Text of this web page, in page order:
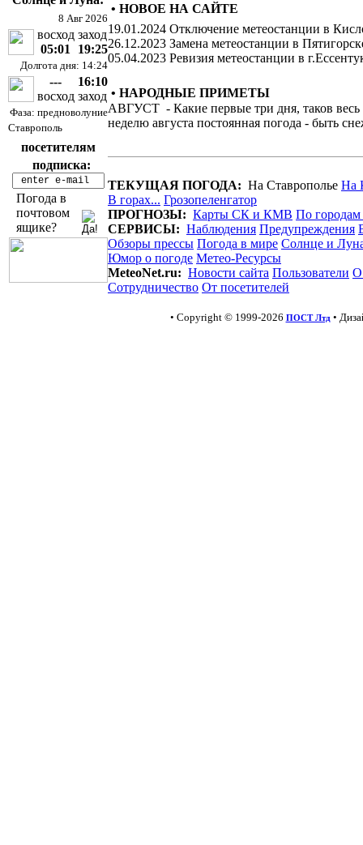
8 Авг 2026
восход
05:01
заход
19:25
Долгота дня: 14:24
---
восход
16:10
заход
Фаза: предноволуние
Ставрополь
посетителям
подписка:
Погода в
почтовом
ящике?
• НОВОЕ НА САЙТЕ
19.01.2024 Отключение метеостанции в
26.12.2023 Замена метеостанции в
05.04.2023 Ревизия метеостанции в
• НАРОДНЫЕ ПРИМЕТЫ
АВГУСТ - Какие первые три дня, таков
неделю августа постоянная погода - быть
ТЕКУЩАЯ ПОГОДА: На Ставрополье На
В горах... Грозопеленгатор
ПРОГНОЗЫ: Карты СК и КМВ По
СЕРВИСЫ: Наблюдения Предупреждения
Обзоры прессы Погода в мире Солнце и
Юмор о погоде Метео-Ресурсы
MeteoNet.ru: Новости сайта Пользователи О
Сотрудничество От посетителей
• Copyright © 1999-2026 ПОСТ Лтд•